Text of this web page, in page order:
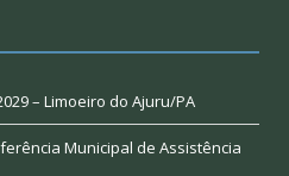
– Limoeiro do Ajuru/PA
Municipal de Assistência